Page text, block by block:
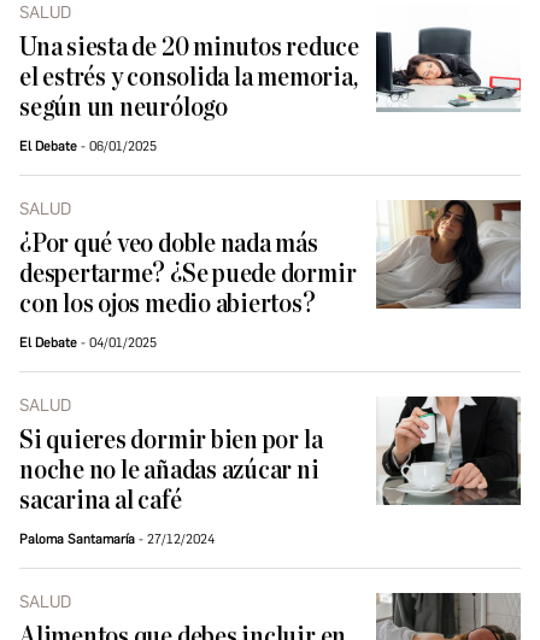
SALUD
Una siesta de 20 minutos reduce
el estrés y consolida la memoria,
según un neurólogo
El Debate 06/01/2025
SALUD
¿Por qué veo doble nada más
despertarme? ¿Se puede dormir
con los ojos medio abiertos?
El Debate 04/01/2025
SALUD
Si quieres dormir bien por la
noche no le añadas azúcar ni
sacarina al café
Paloma Santamaría 27/12/2024
SALUD